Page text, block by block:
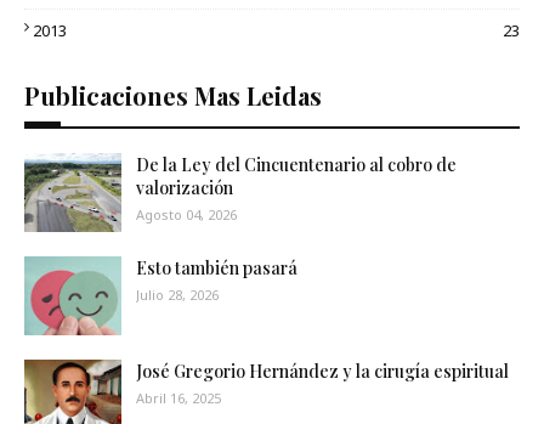
2013
23
Publicaciones Mas Leidas
De la Ley del Cincuentenario al cobro de
valorización
Agosto 04, 2026
Esto también pasará
Julio 28, 2026
José Gregorio Hernández y la cirugía espiritual
Abril 16, 2025